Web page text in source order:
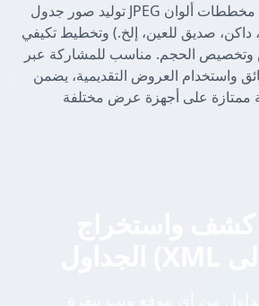
توليد صور جدول JPEG عالية الدقة مع دعم مخططات ألوان
داكن، صديق للعين، إلخ.) وتخطيط تكيفي
الحجم. مناسب للمشاركة عبر
واستخدام العروض التقديمية، يضمن